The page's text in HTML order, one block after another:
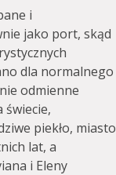
i
jako port, skąd
dla normalnego
odmienne
świecie,
piekło, miasto
lat, a
i Eleny